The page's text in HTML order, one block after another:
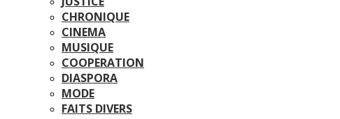
CHRONIQUE
CINEMA
MUSIQUE
COOPERATION
DIASPORA
MODE
FAITS DIVERS